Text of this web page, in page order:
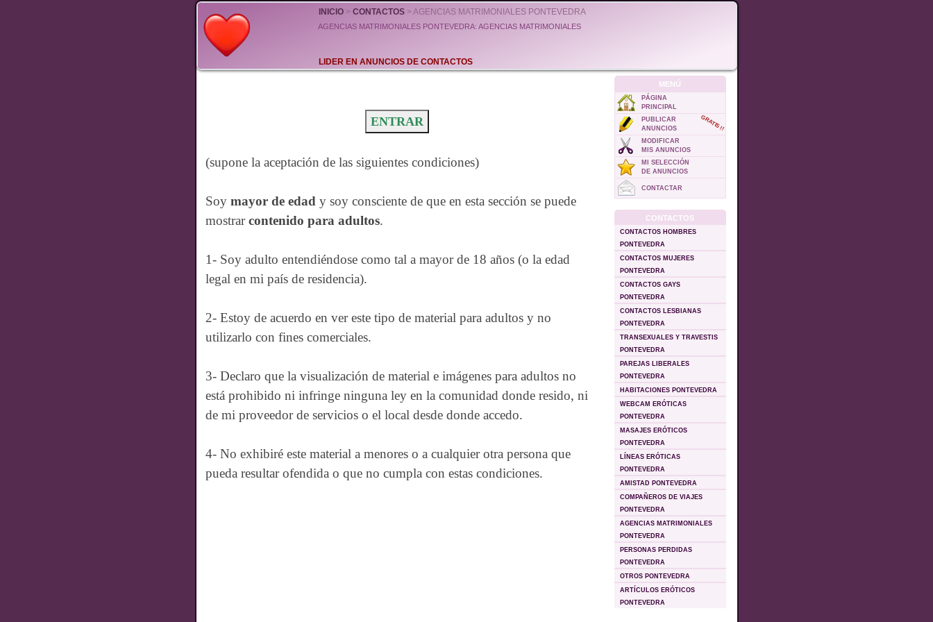
INICIO > CONTACTOS > AGENCIAS MATRIMONIALES PONTEVEDRA
AGENCIAS MATRIMONIALES PONTEVEDRA: AGENCIAS MATRIMONIALES
LIDER EN ANUNCIOS DE CONTACTOS
ENTRAR
(supone la aceptación de las siguientes condiciones)
Soy mayor de edad y soy consciente de que en esta sección se puede
mostrarcontenido para adultos.
1- Soy adulto entendiéndose como tal a mayor de 18 años (o la edad
legal en mi país de residencia).
2- Estoy de acuerdo en ver este tipo de material para adultos y no
utilizarlo con fines comerciales.
3- Declaro que la visualización de material e imágenes para adultos no
está prohibido ni infringe ninguna ley en la comunidad donde resido, ni
de mi proveedor de servicios o el local desde donde accedo.
4- No exhibiré este material a menores o a cualquier otra persona que
pueda resultar ofendida o que no cumpla con estas condiciones.
MENÚ
PÁGINA
PRINCIPAL
PUBLICAR
ANUNCIOS
GRATIS !!
MODIFICAR
MIS ANUNCIOS
MI SELECCIÓN
DE ANUNCIOS
CONTACTAR
CONTACTOS
CONTACTOS HOMBRES
PONTEVEDRA
CONTACTOS MUJERES
PONTEVEDRA
CONTACTOS GAYS
PONTEVEDRA
CONTACTOS LESBIANAS
PONTEVEDRA
TRANSEXUALES Y TRAVESTIS
PONTEVEDRA
PAREJAS LIBERALES
PONTEVEDRA
HABITACIONES PONTEVEDRA
WEBCAM ERÓTICAS
PONTEVEDRA
MASAJES ERÓTICOS
PONTEVEDRA
LÍ­NEAS ERÓTICAS
PONTEVEDRA
AMISTAD PONTEVEDRA
COMPAÑEROS DE VIAJES
PONTEVEDRA
AGENCIAS MATRIMONIALES
PONTEVEDRA
PERSONAS PERDIDAS
PONTEVEDRA
OTROS PONTEVEDRA
ARTÍ­CULOS ERÓTICOS
PONTEVEDRA